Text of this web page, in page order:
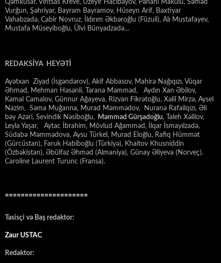
Qəmküsar, Vintsas Kreve, Üzeyir Hacıbəyov, Pənahi Makulu, Səməd
Vurğun, Şəhriyar, Bayram Bayramov, Hüseyn Arif, Bəxtiyar
Vahabzadə, Cabir Novruz, İldırım Əkbəroğlu (Füzuli), Alı Mustafayev,
Mustafa Müseyiboğlu, Ülvi Bünyadzadə…
REDAKSİYA HEYƏTİ
Ayətxan Ziyad (İsgəndərov), Akif Abbasov, Mahirə Nağıqızı, Vüqar
Əhməd, Mehman Həsənli, Təranə Məmməd, Aydın Xan Əbilov,
Kamal Camalov, Günnur Ağayeva, Rizvan Fikrətoğlu, Xəlil Mirzə, Aysel
Nazim, Səma Muğanna, Murad Məmmədov, Nuranə Rafailqızı, Əli
bəy Azəri, Sevindik Nəsiboğlu, Məmməd Gürşadoğlu, Taleh Xəlilov,
Leyla Yaşar, Aytac İbrahim, Mövlud Ağamməd, İlqar İsmayılzadə,
Südabə Məmmədova, Aysu Türkel, Murad Eloğlu, Rafiq Hümmət
(Gürcüstan), Faruk Habiboğlu (Türkiyə), Khaitov Khusniddin
(Özbəkistan), Əbülfəz Əhməd (Almaniya), Günay Əliyeva (Norveç).
Caroline Laurent Turunc (Fransa).
=====================
Təsisçi və Baş redaktor:
Zaur USTAC
Redaktor: